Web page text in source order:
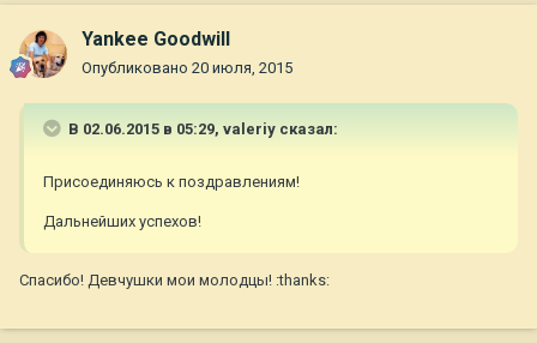
Yankee Goodwill
Опубликовано 20 июля, 2015
В 02.06.2015 в 05:29, valeriy сказал:
Присоединяюсь к поздравлениям!
Дальнейших успехов!
Спасибо! Девчушки мои молодцы! :thanks: